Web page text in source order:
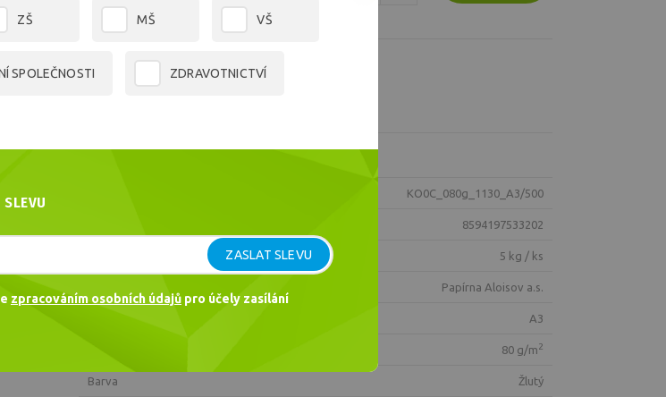
640,55
Kč
KO0C_080g_1130_A3/500
8594197533202
5 kg / ks
Papírna Aloisov a.s.
A3
80 g/m2
Barva žlutý
ZŠ MŠ VŠ
SPOLEČNOSTI ZDRAVOTNICTVÍ
ZASLAT SLEVU
zpracováním osobních údajů pro účely zasílání